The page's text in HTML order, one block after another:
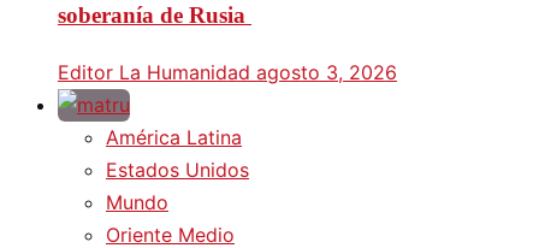
soberanía de Rusia
Editor La Humanidad agosto 3, 2026
América Latina
Estados Unidos
Mundo
Oriente Medio